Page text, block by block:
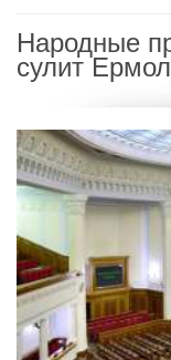
Народные
сулит